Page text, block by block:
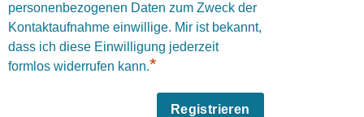
personenbezogenen Daten zum Zweck der
Kontaktaufnahme einwillige. Mir ist bekannt,
dass ich diese Einwilligung jederzeit
formlos widerrufen kann.*